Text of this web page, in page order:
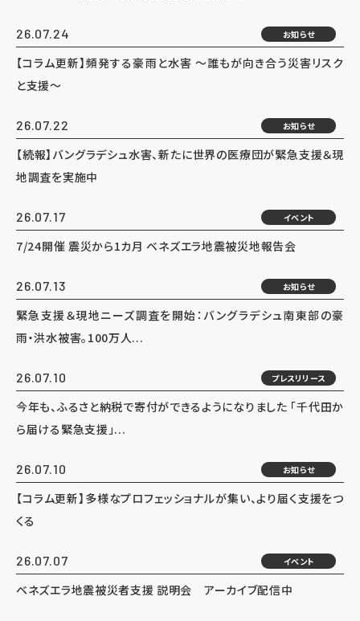
26.07.24 お知らせ
【コラム更新】頻発する豪雨と水害 ～誰もが向き合う災害リスク
と支援～
26.07.22 お知らせ
【続報】バングラデシュ水害、新たに世界の医療団が緊急支援＆現
地調査を実施中
26.07.17 イベント
7/24開催 震災から1カ月 ベネズエラ地震被災地報告会
26.07.13 お知らせ
緊急支援＆現地ニーズ調査を開始：バングラデシュ南東部の豪
雨・洪水被害。100万人...
26.07.10 プレスリリース
今年も、ふるさと納税で寄付ができるようになりました 「千代田か
ら届ける緊急支援」...
26.07.10 お知らせ
【コラム更新】多様なプロフェッショナルが集い、より届く支援をつ
くる
26.07.07 イベント
ベネズエラ地震被災者支援 説明会 アーカイブ配信中